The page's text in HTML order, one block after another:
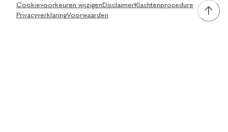
Cookievoorkeuren wijzigen DisclaimerKlachtenprocedure
PrivacyverklaringVoorwaarden